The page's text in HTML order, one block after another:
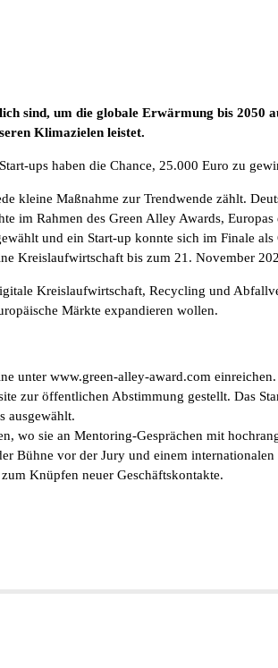
sind, um die globale Erwärmung bis 2050
Klimazielen leistet.
ups haben die Chance, 25.000 Euro zu
kleine Maßnahme zur Trendwende zählt.
im Rahmen des Green Alley Awards,
und ein Start-up konnte sich im Finale
Kreislaufwirtschaft bis zum 21. November
Kreislaufwirtschaft, Recycling und
Märkte expandieren wollen.
unter www.green-alley-award.com einreichen.
zur öffentlichen Abstimmung gestellt. Das
ausgewählt.
wo sie an Mentoring-Gesprächen mit
Bühne vor der Jury und einem
Knüpfen neuer Geschäftskontakte.